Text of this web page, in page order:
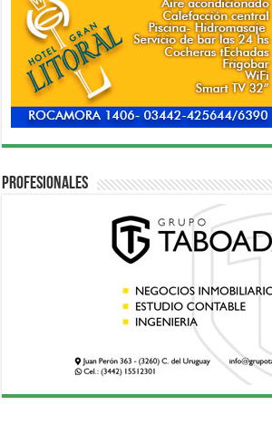
Profesionales